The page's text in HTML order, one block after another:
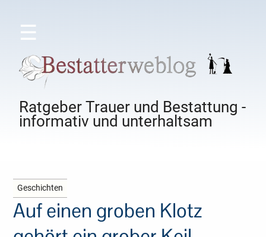
☰
Ratgeber Trauer und Bestattung -
informativ und unterhaltsam
Geschichten
Auf einen groben Klotz